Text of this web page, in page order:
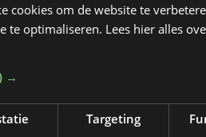
cookies om de website te
te optimaliseren. Lees hier alles
→
Targeting